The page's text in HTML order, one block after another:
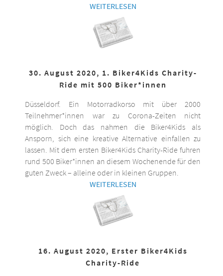
WEITERLESEN
30. August 2020, 1. Biker4Kids Charity-
Ride mit 500 Biker*innen
Düsseldorf. Ein Motorradkorso mit über 2000
Teilnehmer*innen war zu Corona-Zeiten nicht
möglich. Doch das nahmen die Biker4Kids als
Ansporn, sich eine kreative Alternative einfallen zu
lassen. Mit dem ersten Biker4Kids Charity-Ride fuhren
rund 500 Biker*innen an diesem Wochenende für den
guten Zweck – alleine oder in kleinen Gruppen.
WEITERLESEN
16. August 2020, Erster Biker4Kids
Charity-Ride